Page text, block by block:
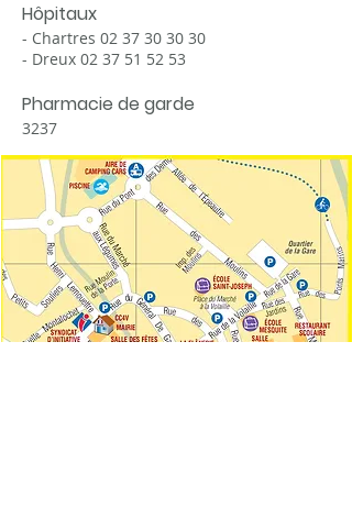
Hôpitaux
- Chartres 02 37 30 30 30
- Dreux 02 37 51 52 53
Pharmacie de garde
3237